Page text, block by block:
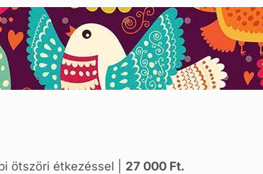
ötszöri étkezéssel | 27 000 Ft.